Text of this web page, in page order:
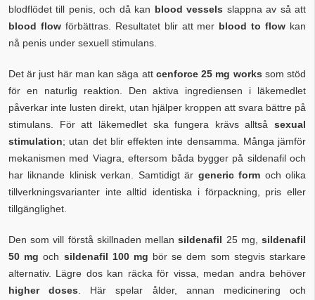
blodflödet till penis, och då kan blood vessels slappna av så att
blood flowförbättras. Resultatet blir att mer blood to flow kan
nå penis under sexuell stimulans.
Det är just här man kan säga att cenforce 25 mg works som stöd
för en naturlig reaktion. Den aktiva ingrediensen i läkemedlet
påverkar inte lusten direkt, utan hjälper kroppen att svara bättre på
stimulans. För att läkemedlet ska fungera krävs alltså sexual
stimulation; utan det blir effekten inte densamma. Många jämför
mekanismen med Viagra, eftersom båda bygger på sildenafil och
har liknande klinisk verkan. Samtidigt är generic form och olika
tillverkningsvarianter inte alltid identiska i förpackning, pris eller
tillgänglighet.
Den som vill förstå skillnaden mellansildenafil 25 mg,sildenafil
50 mg och sildenafil 100 mg bör se dem som stegvis starkare
alternativ. Lägre dos kan räcka för vissa, medan andra behöver
higher doses . Här spelar ålder, annan medicinering och